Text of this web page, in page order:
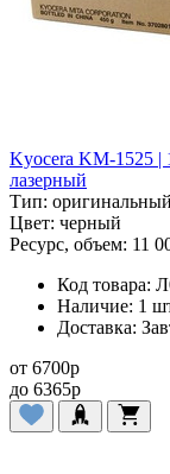
Kyocera KM-1525 |
лазерный
Тип: оригинальный
Цвет: черный
Ресурс, объем: 11
Код товара:
Наличие: 1
Доставка:
от 6700p
до 6365p